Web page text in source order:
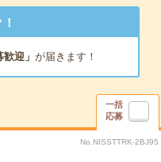
迎」 が届きます！
一括
応募
No.NISSTTRK-2BJ95